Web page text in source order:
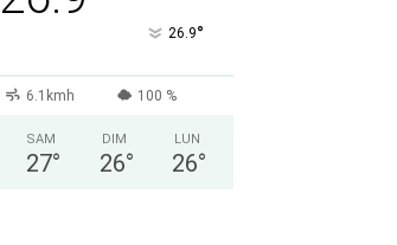
26.9°
6.1kmh 100 %
SAM
27°
DIM
26°
LUN
26°